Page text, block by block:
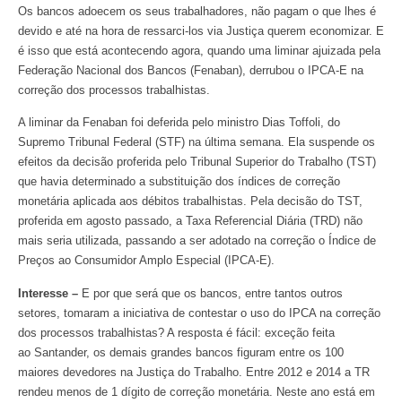
Os bancos adoecem os seus trabalhadores, não pagam o que lhes é
devido e até na hora de ressarci-los via Justiça querem economizar. E
é isso que está acontecendo agora, quando uma liminar ajuizada pela
Federação Nacional dos Bancos (Fenaban), derrubou o IPCA-E na
correção dos processos trabalhistas.
A liminar da Fenaban foi deferida pelo ministro Dias Toffoli, do
Supremo Tribunal Federal (STF) na última semana. Ela suspende os
efeitos da decisão proferida pelo Tribunal Superior do Trabalho (TST)
que havia determinado a substituição dos índices de correção
monetária aplicada aos débitos trabalhistas. Pela decisão do TST,
proferida em agosto passado, a Taxa Referencial Diária (TRD) não
mais seria utilizada, passando a ser adotado na correção o Índice de
Preços ao Consumidor Amplo Especial (IPCA-E).
Interesse – E por que será que os bancos, entre tantos outros
setores, tomaram a iniciativa de contestar o uso do IPCA na correção
dos processos trabalhistas? A resposta é fácil: exceção feita
ao Santander, os demais grandes bancos figuram entre os 100
maiores devedores na Justiça do Trabalho. Entre 2012 e 2014 a TR
rendeu menos de 1 dígito de correção monetária. Neste ano está em